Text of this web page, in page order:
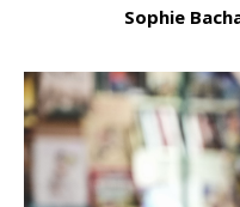
Sophie